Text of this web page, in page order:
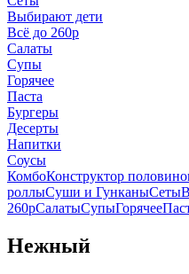
Выбирают дети
Всё до 260р
Салаты
Супы
Горячее
Паста
Бургеры
Десерты
Напитки
Соусы
КомбоКонструктор
роллыСуши и ГунканыСеты
260рСалатыСупыГорячее
Нежный